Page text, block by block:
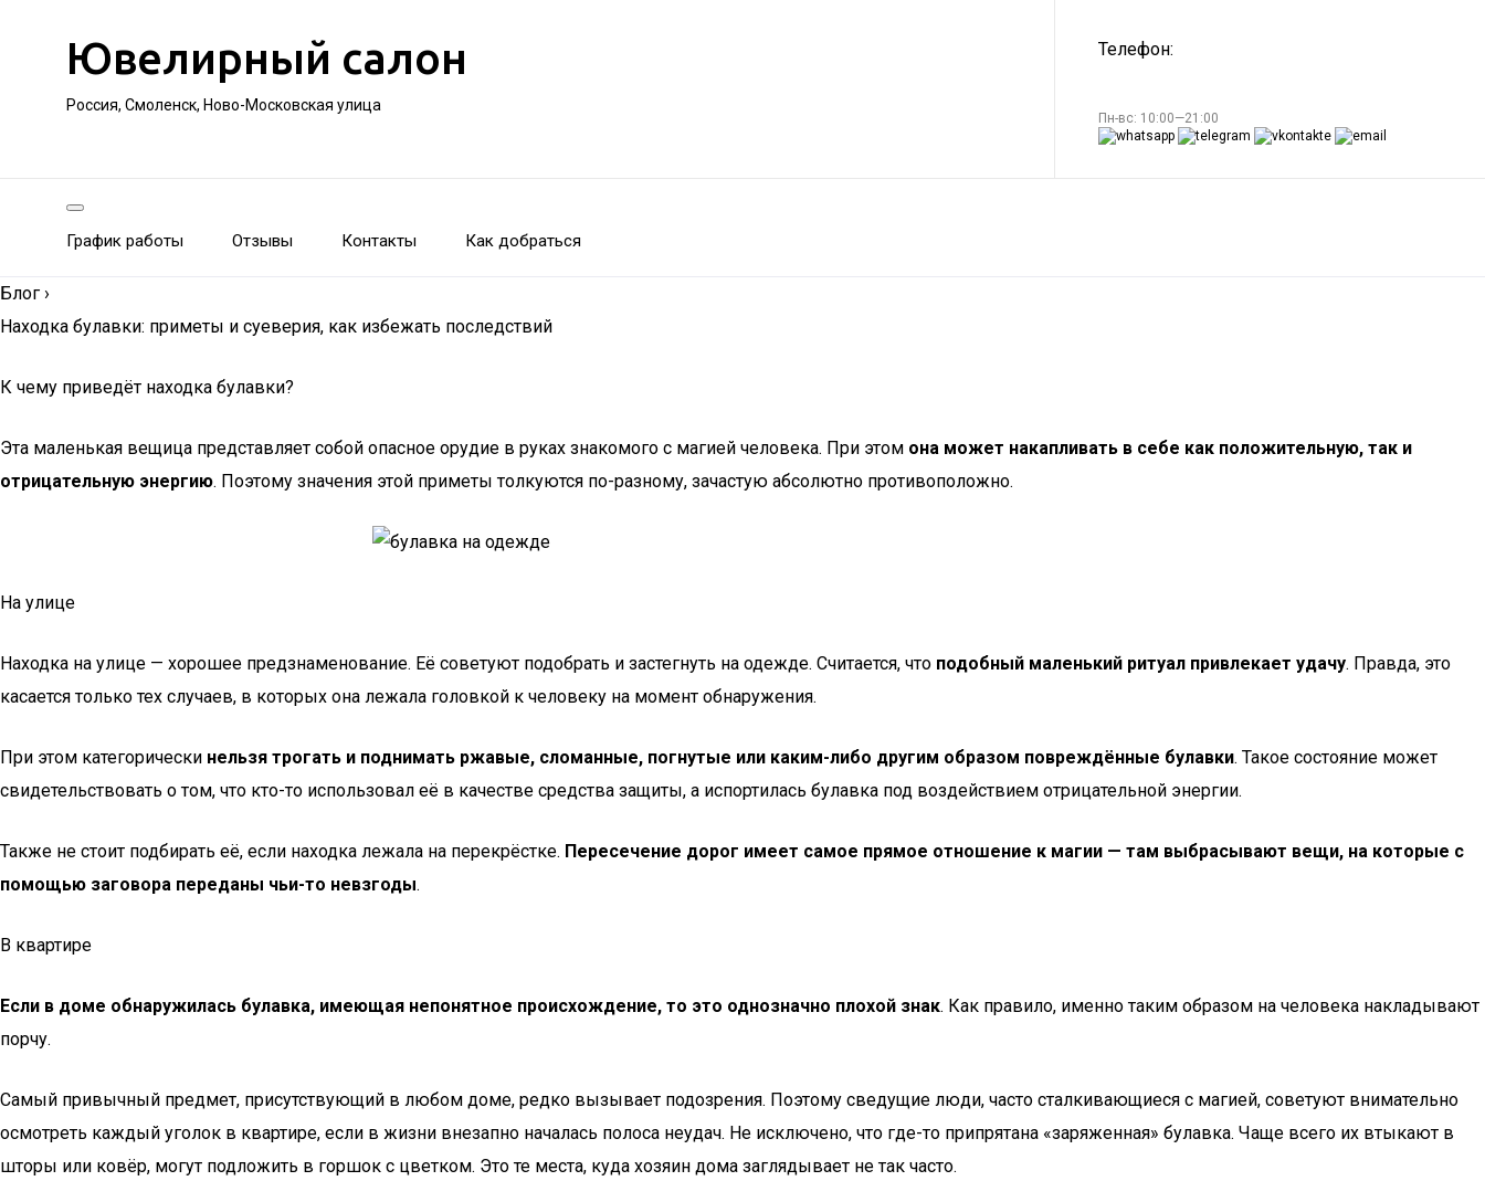
Ювелирный салон
Россия, Смоленск, Ново-Московская улица
Телефон:
Пн-вс: 10:00—21:00
График работы Отзывы Контакты Как добраться
Блог ›
Находка булавки: приметы и суеверия, как избежать последствий
К чему приведёт находка булавки?
Эта маленькая вещица представляет собой опасное орудие в руках знакомого с магией человека. При этом она может накапливать в себе как положительную, так и
отрицательную энергию. Поэтому значения этой приметы толкуются по-разному, зачастую абсолютно противоположно.
На улице
Находка на улице — хорошее предзнаменование. Её советуют подобрать и застегнуть на одежде. Считается, что подобный маленький ритуал привлекает удачу. Правда, это
касается только тех случаев, в которых она лежала головкой к человеку на момент обнаружения.
При этом категорически нельзя трогать и поднимать ржавые, сломанные, погнутые или каким-либо другим образом повреждённые булавки. Такое состояние может
свидетельствовать о том, что кто-то использовал её в качестве средства защиты, а испортилась булавка под воздействием отрицательной энергии.
Также не стоит подбирать её, если находка лежала на перекрёстке. Пересечение дорог имеет самое прямое отношение к магии — там выбрасывают вещи, на которые с
помощью заговора переданы чьи-то невзгоды.
В квартире
Если в доме обнаружилась булавка, имеющая непонятное происхождение, то это однозначно плохой знак. Как правило, именно таким образом на человека накладывают
порчу.
Самый привычный предмет, присутствующий в любом доме, редко вызывает подозрения. Поэтому сведущие люди, часто сталкивающиеся с магией, советуют внимательно
осмотреть каждый уголок в квартире, если в жизни внезапно началась полоса неудач. Не исключено, что где-то припрятана «заряженная» булавка. Чаще всего их втыкают в
шторы или ковёр, могут подложить в горшок с цветком. Это те места, куда хозяин дома заглядывает не так часто.